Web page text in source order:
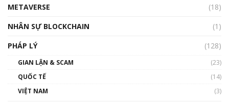
01:32:59
gió ấm
METAVERSE
(18)
NHÂN SỰ BLOCKCHAIN
(1)
PHÁP LÝ
(128)
GIAN LẬN & SCAM
(23)
QUỐC TẾ
(14)
VIỆT NAM
(3)